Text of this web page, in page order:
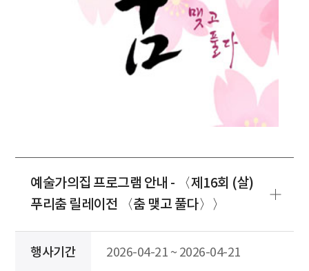
예술가의집 프로그램 안내 - 〈제16회 (살)
푸리춤 릴레이전 〈춤 맺고 풀다〉〉
행사기간 2026-04-21 ~ 2026-04-21